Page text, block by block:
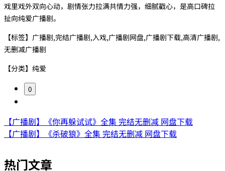
戏里戏外双向心动，剧情张力拉满共情力强，细腻戳心，是高口碑拉
扯向纯爱广播剧。
【标签】广播剧,完结广播剧,入戏,广播剧网盘,广播剧下载,高清广播剧,
无删减广播剧
【分类】纯爱
0
【广播剧】《你再躲试试》全集 完结无删减 网盘下载
【广播剧】《杀破狼》全集 完结无删减 网盘下载
热门文章